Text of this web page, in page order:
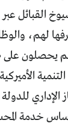
لشيوخ
لهم،
يحصلون
في الجهاز
أساس خدمة